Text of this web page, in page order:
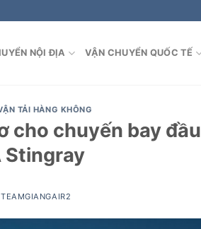
NỘI ĐỊA VẬN CHUYỂN QUỐC TẾ
TẢI HÀNG KHÔNG
cho chuyến bay đầu
Stingray
TEAMGIANGAIR2